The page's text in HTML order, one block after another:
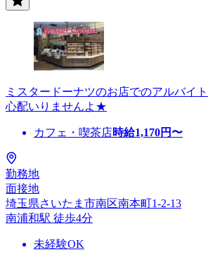
ミスタードーナツのお店でのアルバイ
心配いりませんよ★
カフェ・喫茶店時給1,170円〜
勤務地
面接地
埼玉県さいたま市南区南本町1-2-13
南浦和駅 徒歩4分
未経験OK